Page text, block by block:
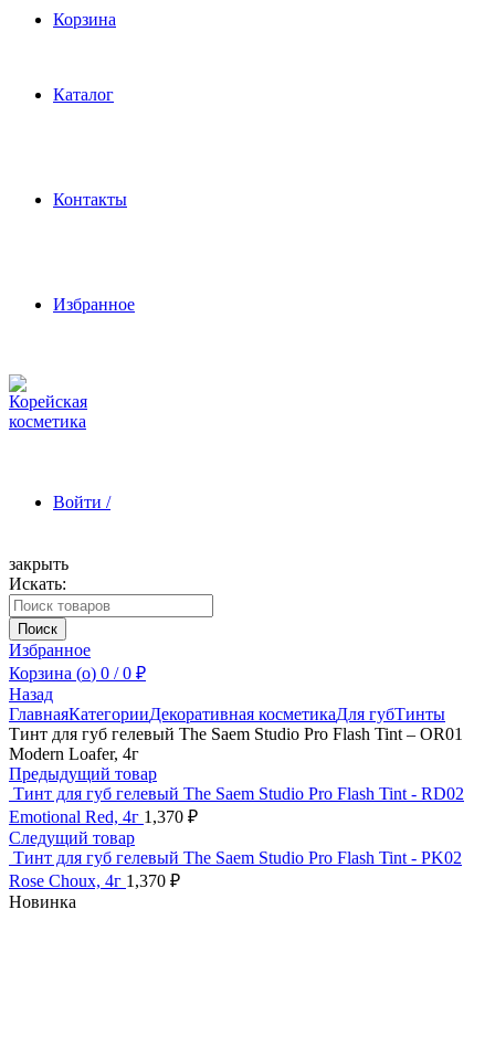
Корзина
Каталог
Контакты
Избранное
Войти /
Зарегистрироваться
закрыть
Искать:
Поиск
Избранное
Корзина (o) 0 / 0 ₽
Назад
ГлавнаяКатегорииДекоративная косметикаДля губТинты
Тинт для губ гелевый The Saem Studio Pro Flash Tint – OR01
Modern Loafer, 4г
Предыдущий товар
Тинт для губ гелевый The Saem Studio Pro Flash Tint - RD02
Emotional Red, 4г 1,370 ₽
Следущий товар
Тинт для губ гелевый The Saem Studio Pro Flash Tint - PK02
Rose Choux, 4г 1,370 ₽
Новинка